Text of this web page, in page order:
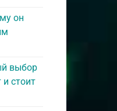
он
выбор
стоит